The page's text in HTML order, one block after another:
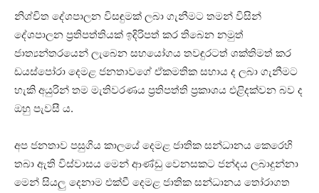
නිශ්චිත දේශපාලන විසඳුමක් ලබා ගැනීමට තමන් විසින්
දේශපාලන ප්‍රතිපත්තියක් ඉදිරිපත් කර තිබෙන නමුත්
ජාත්‍යන්තරයෙන් ලැබෙන සහයෝගය තවඳුරටත් ශක්තිමත් කර
ඩයස්පෝරා දෙමළ ජනතාවගේ ඒකමතික සහාය ද ලබා ගැනීමට
හැකි අයුරින් තම මැතිවරණය ප්‍රතිපත්ති ප්‍රකාශය එළිදක්වන බව ද
ඔහු පැවසී ය.
අප ජනතාව පසුගිය කාලයේ දෙමළ ජාතික සන්ධානය කෙරෙහි
තබා ඇති විස්වාසය මෙන් ආණ්ඩු වෙනසකට ජන්දය ලබාදුන්නා
මෙන් සියලු දෙනාම එක්වී දෙමළ ජාතික සන්ධානය තෝරාගත